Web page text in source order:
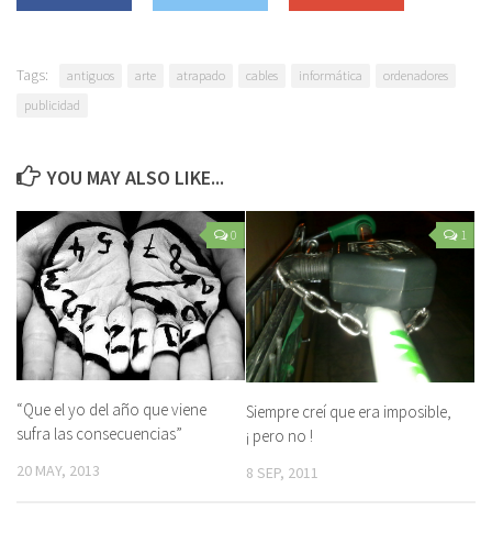
Tags: antiguos arte atrapado cables informática
ordenadores
publicidad
YOU MAY ALSO LIKE...
0
“Que el yo del año que viene
sufra las consecuencias”
20 MAY, 2013
1
Siempre creí que era imposible,
¡ pero no !
8 SEP, 2011